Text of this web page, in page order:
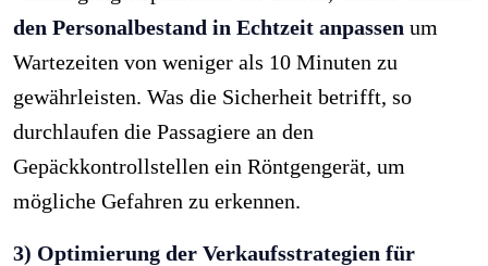
den Personalbestand in Echtzeit anpassen um
Wartezeiten von weniger als 10 Minuten zu
gewährleisten. Was die Sicherheit betrifft, so
durchlaufen die Passagiere an den
Gepäckkontrollstellen ein Röntgengerät, um
mögliche Gefahren zu erkennen.
3) Optimierung der Verkaufsstrategien für